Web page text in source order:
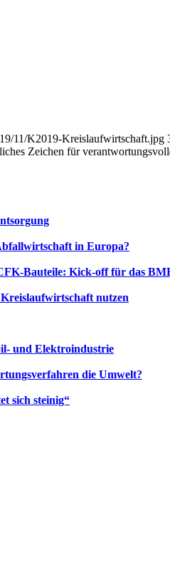
11/K2019-Kreislaufwirtschaft.jpg
Zeichen für
in Europa?
Bauteile: Kick-off für das
nutzen
und Elektroindustrie
die Umwelt?
sich steinig“